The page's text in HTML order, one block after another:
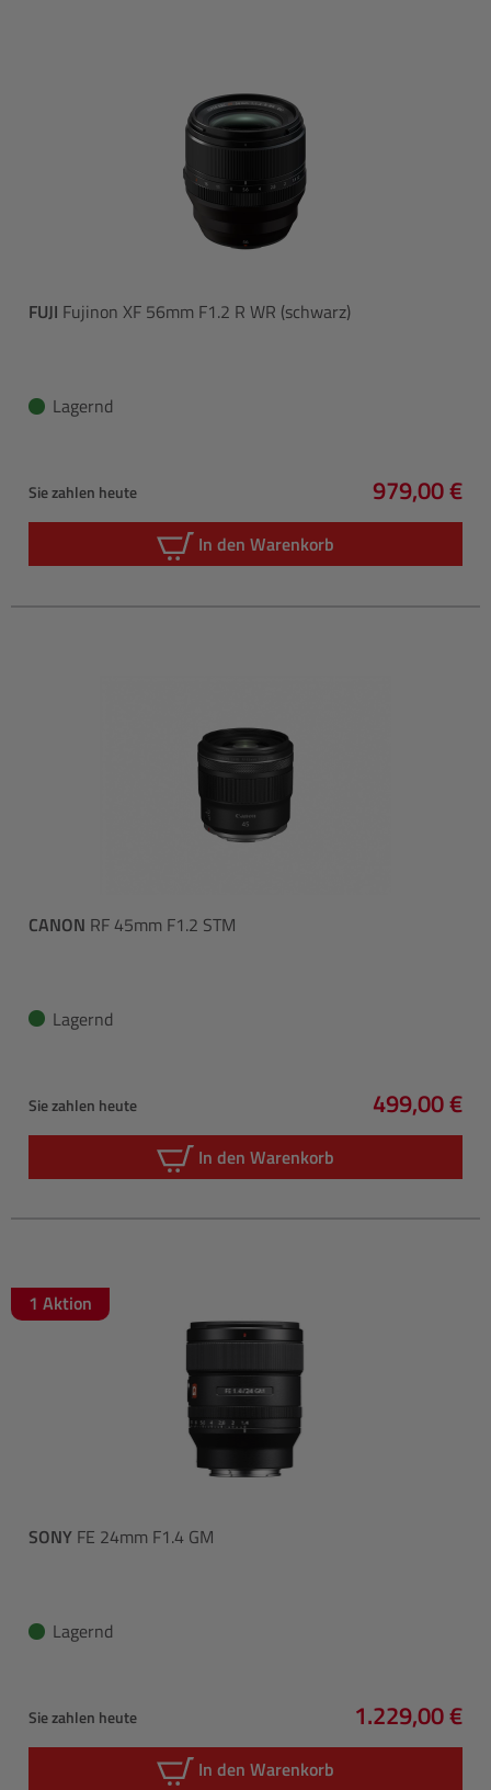
FUJI Fujinon XF 56mm F1.2 R WR (schwarz)
Lagernd
Sie zahlen heute
Regulärer
979,00 €
In den Warenkorb
CANON RF 45mm F1.2 STM
Lagernd
Sie zahlen heute
Regulärer
499,00 €
In den Warenkorb
1 Aktion
SONY FE 24mm F1.4 GM
Lagernd
Sie zahlen heute
Regulärer
1.229,00 €
In den Warenkorb